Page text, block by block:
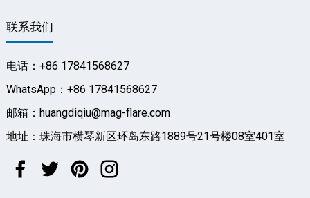
联系我们
电话：+86 17841568627
WhatsApp：+86 17841568627
邮箱：huangdiqiu@mag-flare.com
地址：珠海市横琴新区环岛东路1889号21号楼08室401室